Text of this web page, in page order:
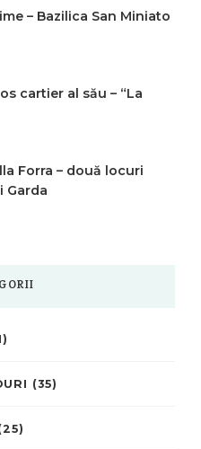
– Bazilica San Miniato
cartier al său – “La
Forra – două locuri
Garda
(35)